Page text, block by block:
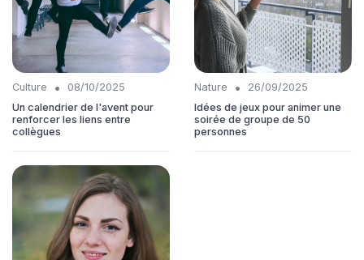
Culture •
08/10/2025
Un calendrier de l'avent pour
renforcer les liens entre
collègues
Nature •
26/09/2025
Idées de jeux pour animer une
soirée de groupe de 50
personnes